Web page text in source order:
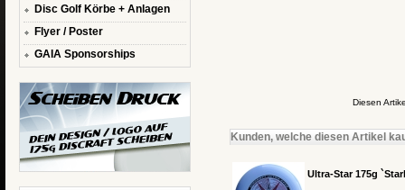
Disc Golf Körbe + Anlagen
Flyer / Poster
GAIA Sponsorships
Diesen
Kunden, welche diesen Artikel
Ultra-Star 175g